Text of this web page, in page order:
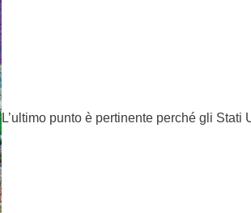
L’ultimo punto è pertinente perché gli Stati